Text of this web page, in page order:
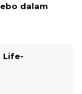
dalam
Life-